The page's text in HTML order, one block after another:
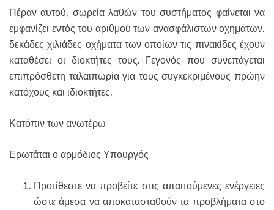
Πέραν αυτού, σωρεία λαθών του συστήματος φαίνεται να
εμφανίζει εντός του αριθμού των ανασφάλιστων οχημάτων,
δεκάδες χιλιάδες οχήματα των οποίων τις πινακίδες έχουν
καταθέσει οι διοκτήτες τους. Γεγονός που συνεπάγεται
επιπρόσθετη ταλαιπωρία για τους συγκεκριμένους πρώην
κατόχους και ιδιοκτήτες.
Κατόπιν των ανωτέρω
Ερωτάται ο αρμόδιος Υπουργός
Προτίθεστε να προβείτε στις απαιτούμενες ενέργειες
ώστε άμεσα να αποκατασταθούν τα προβλήματα στο